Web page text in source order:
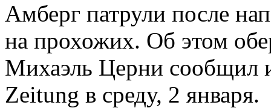
Амберг патрули после
на прохожих. Об этом
Михаэль Церни сообщил
Zeitung в среду, 2 января.